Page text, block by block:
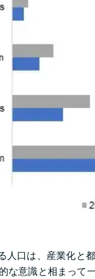
人口は、産業化と
な意識と相まっ